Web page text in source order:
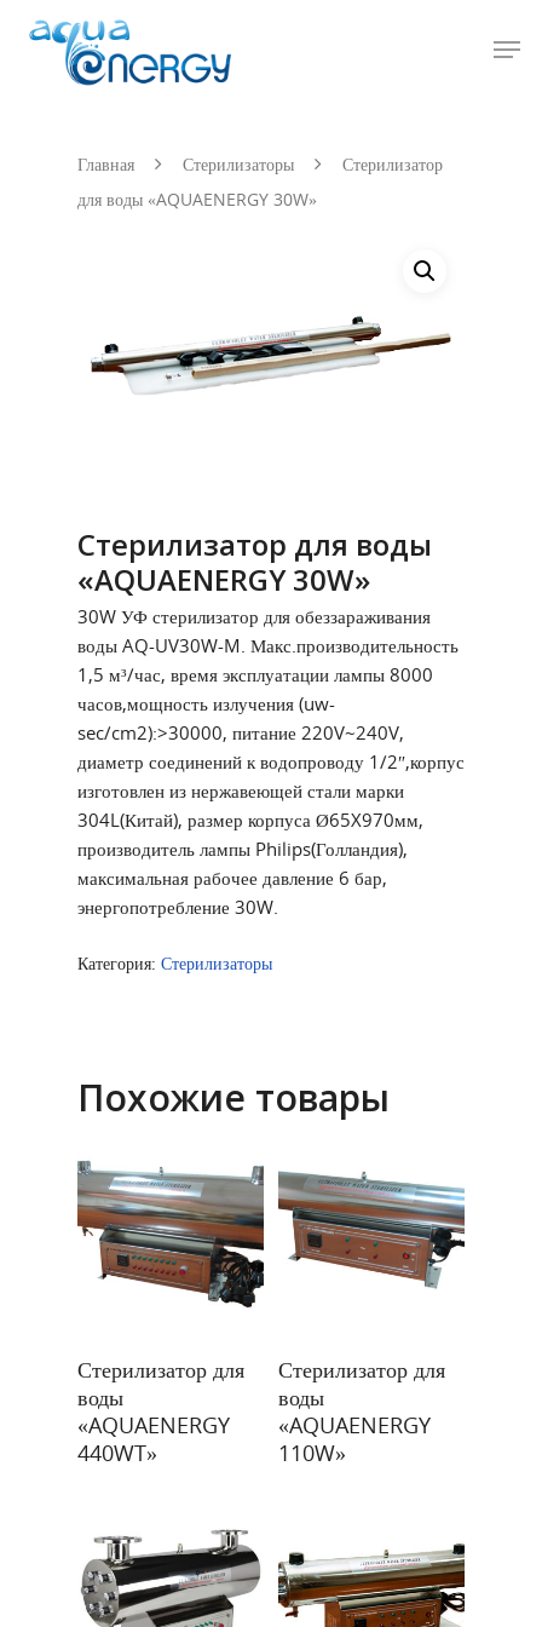
Hit enter to search or ESC to close
Главная Стерилизаторы
Стерилизатор
для воды «AQUAENERGY 30W»
Стерилизатор для воды
«AQUAENERGY 30W»
30W УФ стерилизатор для обеззараживания
воды AQ-UV30W-M. Макс.производительность
1,5 м³/час, время эксплуатации лампы 8000
часов,мощность излучения (uw-
sec/cm2):>30000, питание 220V~240V,
диаметр соединений к водопроводу 1/2″,корпус
изготовлен из нержавеющей стали марки
304L(Китай), размер корпуса Ø65X970мм,
производитель лампы Philips(Голландия),
максимальная рабочее давление 6 бар,
энергопотребление 30W.
Категория: Стерилизаторы
Похожие товары
Стерилизатор для
воды
«AQUAENERGY
440WT»
Стерилизатор для
воды
«AQUAENERGY
110W»
О компании
Продукты
Реагентная обработка
Очистка сточных вод
Прайс-лист